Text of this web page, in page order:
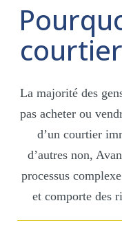
La majorité des
pas acheter ou
d’un courtier
d’autres non,
processus
et comporte des